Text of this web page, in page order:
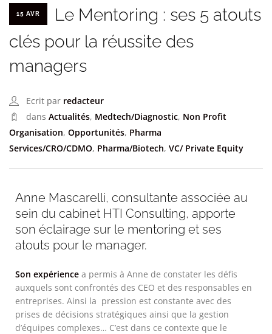
15 AVR
Le Mentoring : ses 5 atouts
clés pour la réussite des
managers
Ecrit par redacteur
dans Actualités, Medtech/Diagnostic, Non Profit
Organisation, Opportunités, Pharma
Services/CRO/CDMO, Pharma/Biotech, VC/ Private Equity
Anne Mascarelli, consultante associée au
sein du cabinet HTI Consulting, apporte
son éclairage sur le mentoring et ses
atouts pour le manager.
Son expérience a permis à Anne de constater les défis
auxquels sont confrontés des CEO et des responsables en
entreprises. Ainsi la pression est constante avec des
prises de décisions stratégiques ainsi que la gestion
d’équipes complexes… C’est dans ce contexte que le